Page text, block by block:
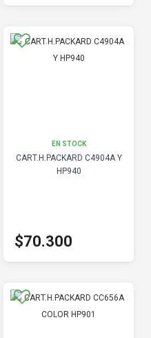
EN STOCK
CART.H.PACKARD C4904A Y
HP940
$70.300